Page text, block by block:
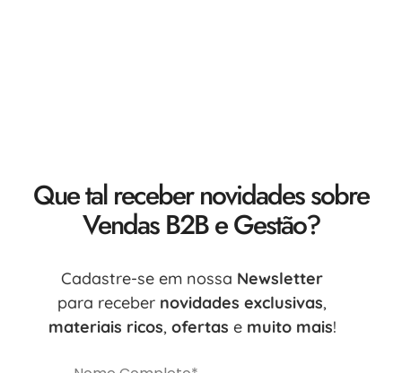
Que tal receber novidades sobre
Vendas B2B e Gestão?
Cadastre-se em nossa Newsletter
para receber novidades exclusivas,
materiais ricos, ofertas e muito mais!